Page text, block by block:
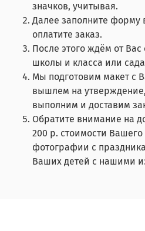
значков, учитывая.
Далее заполните форму
оплатите заказ.
После этого ждём от
школы и класса или
Мы подготовим макет с
вышлем на
выполним и доставим
Обратите внимание на
200 р. стоимости
фотографии с
Ваших детей с нашими